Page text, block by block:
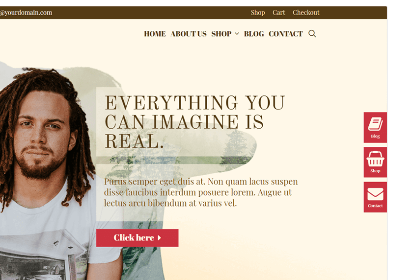
Tema comercial
Aquest tema és gratuït però ofereix actualitzacions o
Instal·lacions actives
Versió del PHP
7.0
Pàgina d’inici del tema